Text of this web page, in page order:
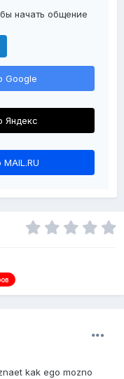
начать общение
Google
Яндекс
kak ego mozno